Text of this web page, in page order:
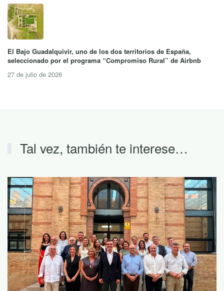
El Bajo Guadalquivir, uno de los dos territorios de España,
seleccionado por el programa “Compromiso Rural” de Airbnb
27 de julio de 2026
Tal vez, también te interese…